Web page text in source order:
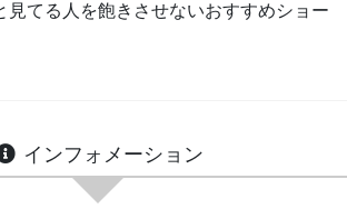
てる人を飽きさせないおすすめショー
インフォメーション